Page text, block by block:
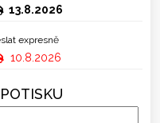
13.8.2026
expresně
10.8.2026